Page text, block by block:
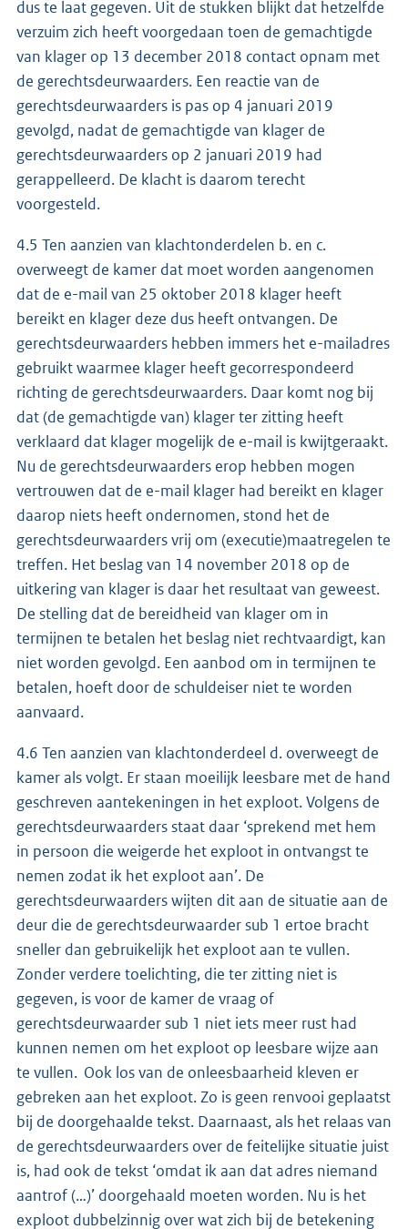
dus te laat gegeven. Uit de stukken blijkt dat hetzelfde
verzuim zich heeft voorgedaan toen de gemachtigde
van klager op 13 december 2018 contact opnam met
de gerechtsdeurwaarders. Een reactie van de
gerechtsdeurwaarders is pas op 4 januari 2019
gevolgd, nadat de gemachtigde van klager de
gerechtsdeurwaarders op 2 januari 2019 had
gerappelleerd. De klacht is daarom terecht
voorgesteld.
4.5 Ten aanzien van klachtonderdelen b. en c.
overweegt de kamer dat moet worden aangenomen
dat de e-mail van 25 oktober 2018 klager heeft
bereikt en klager deze dus heeft ontvangen. De
gerechtsdeurwaarders hebben immers het e-mailadres
gebruikt waarmee klager heeft gecorrespondeerd
richting de gerechtsdeurwaarders. Daar komt nog bij
dat (de gemachtigde van) klager ter zitting heeft
verklaard dat klager mogelijk de e-mail is kwijtgeraakt.
Nu de gerechtsdeurwaarders erop hebben mogen
vertrouwen dat de e-mail klager had bereikt en klager
daarop niets heeft ondernomen, stond het de
gerechtsdeurwaarders vrij om (executie)maatregelen te
treffen. Het beslag van 14 november 2018 op de
uitkering van klager is daar het resultaat van geweest.
De stelling dat de bereidheid van klager om in
termijnen te betalen het beslag niet rechtvaardigt, kan
niet worden gevolgd. Een aanbod om in termijnen te
betalen, hoeft door de schuldeiser niet te worden
aanvaard.
4.6 Ten aanzien van klachtonderdeel d. overweegt de
kamer als volgt. Er staan moeilijk leesbare met de hand
geschreven aantekeningen in het exploot. Volgens de
gerechtsdeurwaarders staat daar ‘sprekend met hem
in persoon die weigerde het exploot in ontvangst te
nemen zodat ik het exploot aan’. De
gerechtsdeurwaarders wijten dit aan de situatie aan de
deur die de gerechtsdeurwaarder sub 1 ertoe bracht
sneller dan gebruikelijk het exploot aan te vullen.
Zonder verdere toelichting, die ter zitting niet is
gegeven, is voor de kamer de vraag of
gerechtsdeurwaarder sub 1 niet iets meer rust had
kunnen nemen om het exploot op leesbare wijze aan
te vullen. Ook los van de onleesbaarheid kleven er
gebreken aan het exploot. Zo is geen renvooi geplaatst
bij de doorgehaalde tekst. Daarnaast, als het relaas van
de gerechtsdeurwaarders over de feitelijke situatie juist
is, had ook de tekst ‘omdat ik aan dat adres niemand
aantrof (…)’ doorgehaald moeten worden. Nu is het
exploot dubbelzinnig over wat zich bij de betekening